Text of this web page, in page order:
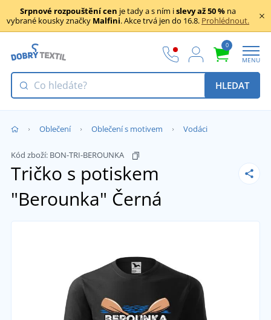
Srpnové rozpouštění cen je tady a s ním islevy až 50 % na
vybrané kousky značky Malfini. Akce trvá jen do 16.8. Prohlédnout.
0
MENU
HLEDAT
Oblečení Oblečení s motivem Vodáci
Kód zboží: BON-TRI-BEROUNKA
Tričko s potiskem
"Berounka" Černá